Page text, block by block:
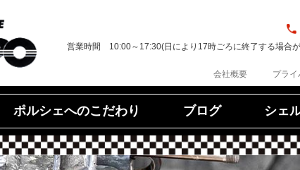
営業時間 10:00～17:30(日により17時ごろに終了する場合
会社概要 プラ
ポルシェへのこだわり ブログ シェ